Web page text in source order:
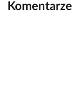
Komentarze